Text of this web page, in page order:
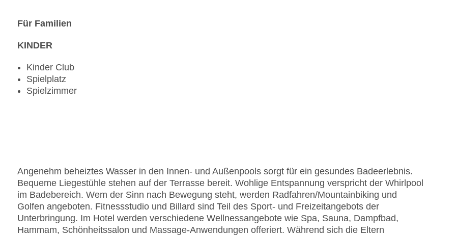
Für Familien
KINDER
Kinder Club
Spielplatz
Spielzimmer
Angenehm beheiztes Wasser in den Innen- und Außenpools sorgt für ein gesundes Badeerlebnis.
Bequeme Liegestühle stehen auf der Terrasse bereit. Wohlige Entspannung verspricht der Whirlpool
im Badebereich. Wem der Sinn nach Bewegung steht, werden Radfahren/Mountainbiking und
Golfen angeboten. Fitnessstudio und Billard sind Teil des Sport- und Freizeitangebots der
Unterbringung. Im Hotel werden verschiedene Wellnessangebote wie Spa, Sauna, Dampfbad,
Hammam, Schönheitssalon und Massage-Anwendungen offeriert. Während sich die Eltern